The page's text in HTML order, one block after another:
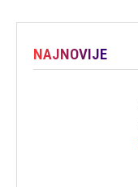
NAJNOVIJE